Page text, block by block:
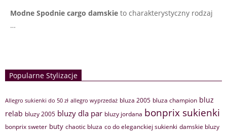
Modne Spodnie cargo damskie to charakterystyczny rodzaj
…
Popularne Stylizacje
Allegro sukienki do 50 zł allegro wyprzedaż bluza 2005 bluza champion bluz
relab bluzy 2005 bluzy dla par bluzy jordana bonprix sukienki
bonprix sweter buty chaotic bluza co do eleganckiej sukienki damskie bluzy